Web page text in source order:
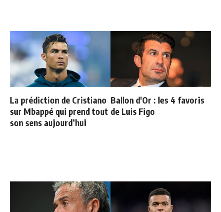
La prédiction de Cristiano
sur Mbappé qui prend tout
son sens aujourd’hui
Ballon d'Or : les 4 favoris
de Luis Figo